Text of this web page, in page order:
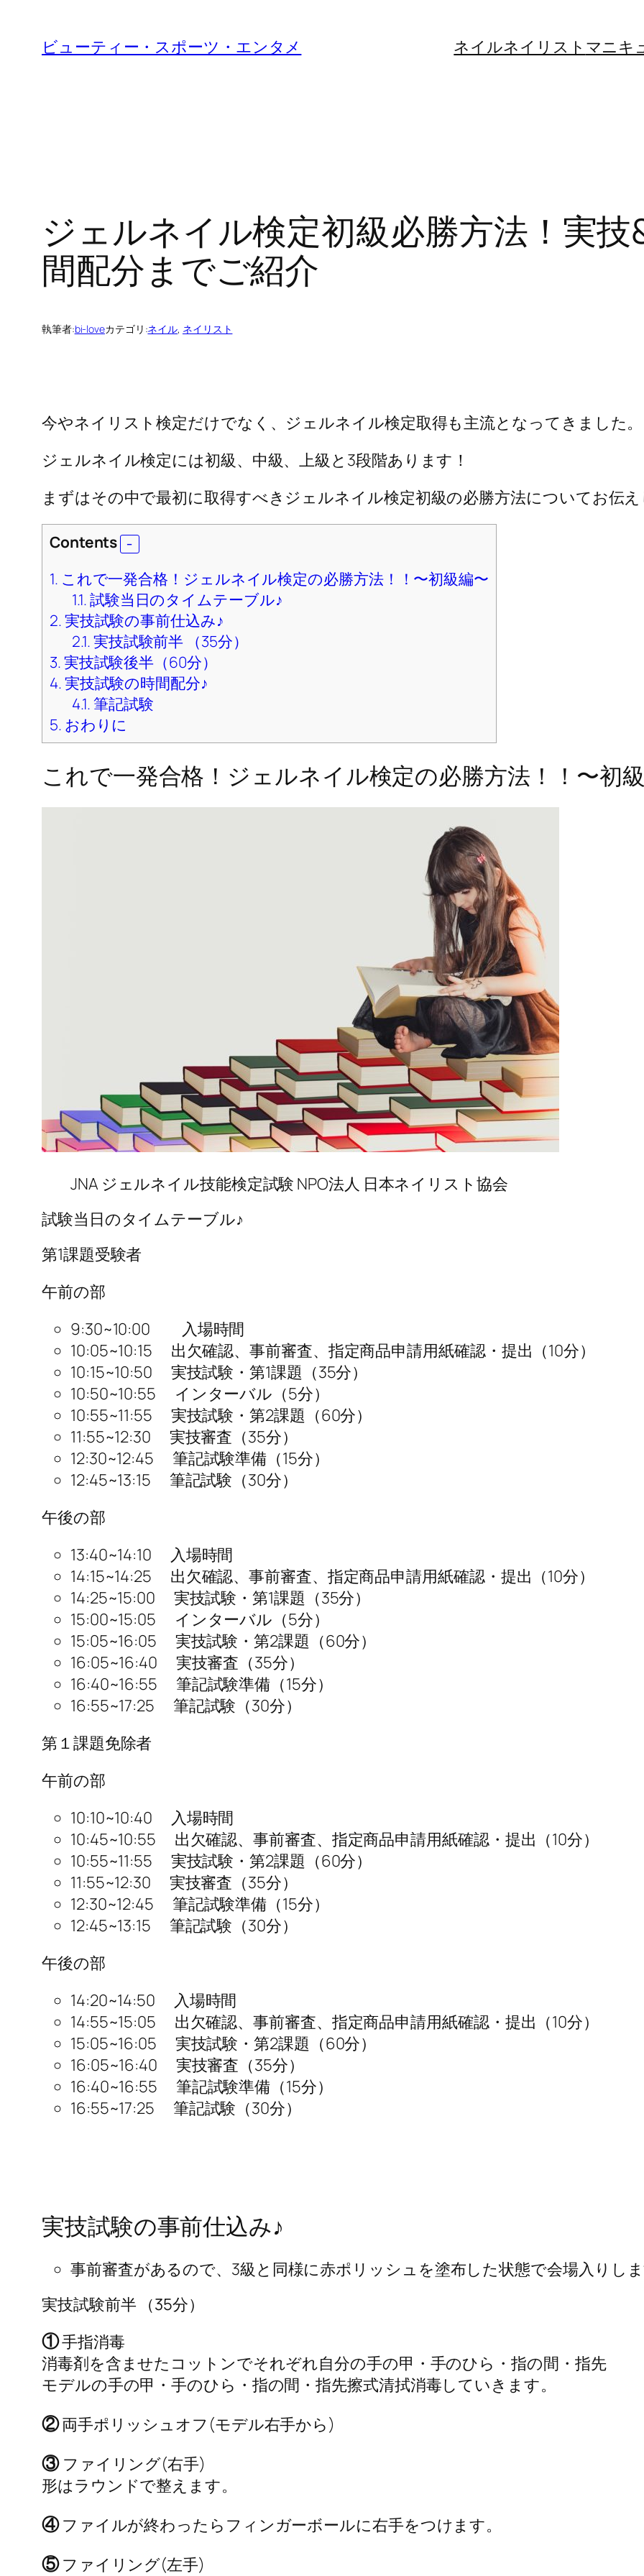
ビューティー・スポーツ・エンタメ ネイルネイリスト マニキ
ジェルネイル検定初級必勝方法！実
間配分までご紹介
執筆者:bi-loveカテゴリ:ネイル, ネイリスト
今やネイリスト検定だけでなく、ジェルネイル検定取得も主流となってきました。
ジェルネイル検定には初級、中級、上級と3段階あります！
まずはその中で最初に取得すべきジェルネイル検定初級の必勝方法についてお伝
Contents
1. これで一発合格！ジェルネイル検定の必勝方法！！〜初級編〜
1.1.試験当日のタイムテーブル♪
2.実技試験の事前仕込み♪
2.1.実技試験前半 （35分）
3.実技試験後半（60分）
4.実技試験の時間配分♪
4.1. 筆記試験
5. おわりに
これで一発合格！ジェルネイル検定の必勝方法！！〜初
JNA ジェルネイル技能検定試験 NPO法人 日本ネイリスト協会
試験当日のタイムテーブル♪
第1課題受験者
午前の部
9:30~10:00 入場時間
10:05~10:15 出欠確認、事前審査、指定商品申請用紙確認・提出（10分）
10:15~10:50 実技試験・第1課題（35分）
10:50~10:55 インターバル（5分）
10:55~11:55 実技試験・第2課題（60分）
11:55~12:30 実技審査（35分）
12:30~12:45 筆記試験準備（15分）
12:45~13:15 筆記試験（30分）
午後の部
13:40~14:10 入場時間
14:15~14:25 出欠確認、事前審査、指定商品申請用紙確認・提出（10分）
14:25~15:00 実技試験・第1課題（35分）
15:00~15:05 インターバル（5分）
15:05~16:05 実技試験・第2課題（60分）
16:05~16:40 実技審査（35分）
16:40~16:55 筆記試験準備（15分）
16:55~17:25 筆記試験（30分）
第１課題免除者
午前の部
10:10~10:40 入場時間
10:45~10:55 出欠確認、事前審査、指定商品申請用紙確認・提出（10分）
10:55~11:55 実技試験・第2課題（60分）
11:55~12:30 実技審査（35分）
12:30~12:45 筆記試験準備（15分）
12:45~13:15 筆記試験（30分）
午後の部
14:20~14:50 入場時間
14:55~15:05 出欠確認、事前審査、指定商品申請用紙確認・提出（10分）
15:05~16:05 実技試験・第2課題（60分）
16:05~16:40 実技審査（35分）
16:40~16:55 筆記試験準備（15分）
16:55~17:25 筆記試験（30分）
実技試験の事前仕込み♪
事前審査があるので、3級と同様に赤ポリッシュを塗布した状態で会場入りし
実技試験前半 （35分）
①手指消毒
消毒剤を含ませたコットンでそれぞれ自分の手の甲・手のひら・指の間・指先
モデルの手の甲・手のひら・指の間・指先擦式清拭消毒していきます。
②両手ポリッシュオフ(モデル右手から)
③ ファイリング(右手)
形はラウンドで整えます。
④ファイルが終わったらフィンガーボールに右手をつけます。
⑤ファイリング(左手)